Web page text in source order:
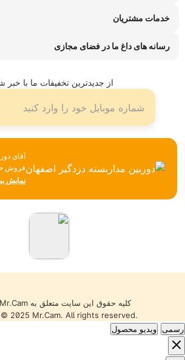
پیگیری سفارش
تماس با ما
فروشگاه های حضوری
خدمات مشتریان
ضمانت هفت روزه وی تم
رسانه های داغ ما در فضای مجازی
لینکدین
از جدیدترین تخفیفات ما با خبر
آقای
فروش
تجهیزات
تکیه بر
قیمت
نمایش
کلیه حقوق این سایت متعلق به Mr.Cam می‌باشد.
2025 Mr.Cam. All rights reserved.
رسمی
ویدیو محصول